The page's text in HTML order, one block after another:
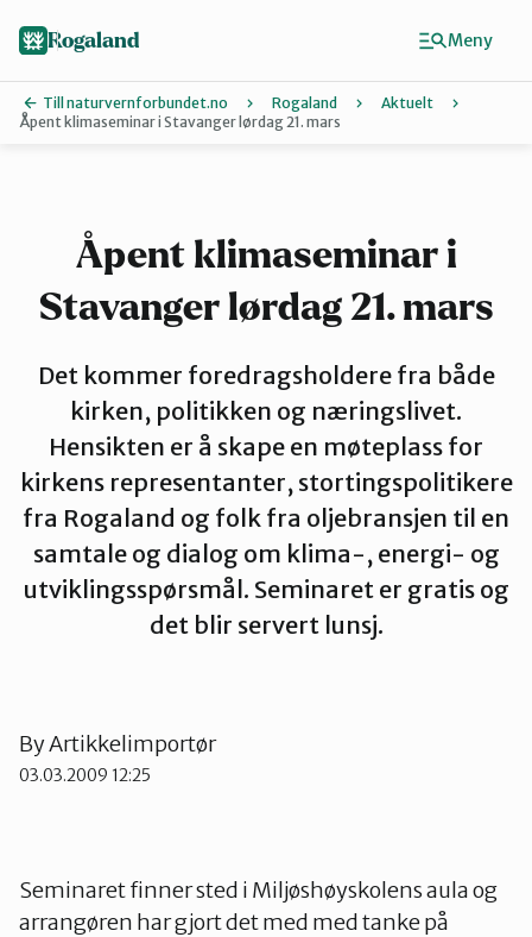
Dalane
Haugalandet
Naturvernforbundet i Sandnes
Nord-Jæren
Strand
Vindafjord og Etne
Rogaland
Till naturvernforbundet.no Rogaland
Aktuelt
Åpent klimaseminar i Stavanger lørdag 21. mars
Åpent klimaseminar i
Stavanger lørdag 21. mars
Det kommer foredragsholdere fra både
kirken, politikken og næringslivet.
Hensikten er å skape en møteplass for
kirkens representanter, stortingspolitikere
fra Rogaland og folk fra oljebransjen til en
samtale og dialog om klima-, energi- og
utviklingsspørsmål. Seminaret er gratis og
det blir servert lunsj.
ByArtikkelimportør
03.03.2009 12:25
Seminaret finner sted i Miljøshøyskolens aula og
arrangøren har gjort det med med tanke på